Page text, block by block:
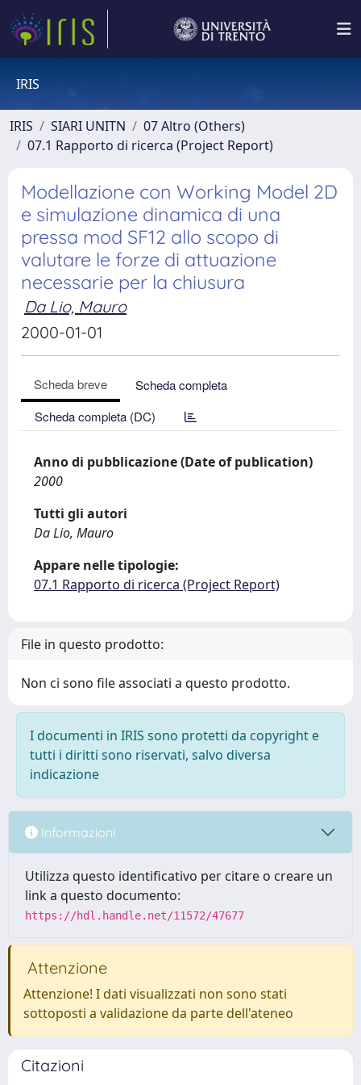
IRIS
IRIS SIARI UNITN
07 Altro (Others)
07.1 Rapporto di ricerca (Project Report)
Modellazione con Working Model 2D
e simulazione dinamica di una
pressa mod SF12 allo scopo di
valutare le forze di attuazione
necessarie per la chiusura
Da Lio, Mauro
2000-01-01
Scheda breve
Scheda completa
Scheda completa (DC)
Anno di pubblicazione (Date of publication)
2000
Tutti gli autori
Da Lio, Mauro
Appare nelle tipologie:
07.1 Rapporto di ricerca (Project Report)
File in questo prodotto:
Non ci sono file associati a questo prodotto.
I documenti in IRIS sono protetti da copyright e
tutti i diritti sono riservati, salvo diversa
indicazione
Informazioni
Utilizza questo identificativo per citare o creare un
link a questo documento:
https://hdl.handle.net/11572/47677
Attenzione
Attenzione! I dati visualizzati non sono stati
sottoposti a validazione da parte dell'ateneo
Citazioni